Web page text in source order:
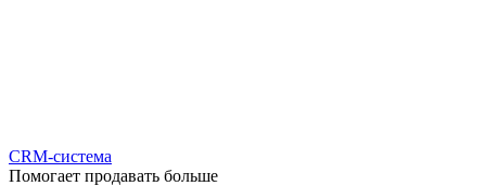
CRM-система
Помогает продавать больше